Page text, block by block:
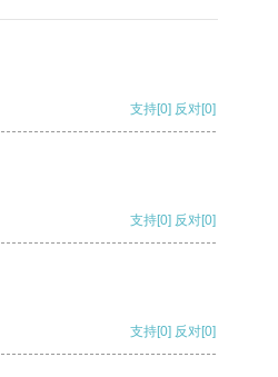
支持[0] 反对[0]
支持[0] 反对[0]
支持[0] 反对[0]